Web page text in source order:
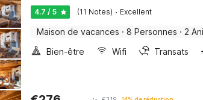
4.7 / 5 (11 Notes) · Excellent
Maison de vacances · 8 Personnes · 2
Bien-être
Wifi Transats